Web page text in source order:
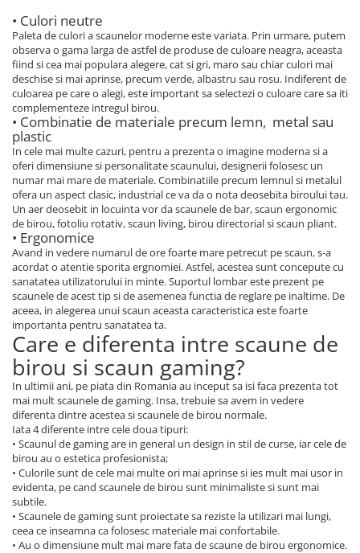
• Culori neutre
Paleta de culori a scaunelor moderne este variata. Prin urmare, putem
observa o gama larga de astfel de produse de culoare neagra, aceasta
fiind si cea mai populara alegere, cat si gri, maro sau chiar culori mai
deschise si mai aprinse, precum verde, albastru sau rosu. Indiferent de
culoarea pe care o alegi, este important sa selectezi o culoare care sa iti
complementeze intregul birou.
• Combinatie de materiale precum lemn, metal sau
plastic
In cele mai multe cazuri, pentru a prezenta o imagine moderna si a
oferi dimensiune si personalitate scaunului, designerii folosesc un
numar mai mare de materiale. Combinatiile precum lemnul si metalul
ofera un aspect clasic, industrial ce va da o nota deosebita biroului tau.
Un aer deosebit in locuinta vor da scaunele de bar, scaun ergonomic
de birou, fotoliu rotativ, scaun living, birou directorial si scaun pliant.
• Ergonomice
Avand in vedere numarul de ore foarte mare petrecut pe scaun, s-a
acordat o atentie sporita ergnomiei. Astfel, acestea sunt concepute cu
sanatatea utilizatorului in minte. Suportul lombar este prezent pe
scaunele de acest tip si de asemenea functia de reglare pe inaltime. De
aceea, in alegerea unui scaun aceasta caracteristica este foarte
importanta pentru sanatatea ta.
Care e diferenta intre scaune de
birou si scaun gaming?
In ultimii ani, pe piata din Romania au inceput sa isi faca prezenta tot
mai mult scaunele de gaming. Insa, trebuie sa avem in vedere
diferenta dintre acestea si scaunele de birou normale.
Iata 4 diferente intre cele doua tipuri:
• Scaunul de gaming are in general un design in stil de curse, iar cele de
birou au o estetica profesionista;
• Culorile sunt de cele mai multe ori mai aprinse si ies mult mai usor in
evidenta, pe cand scaunele de birou sunt minimaliste si sunt mai
subtile.
• Scaunele de gaming sunt proiectate sa reziste la utilizari mai lungi,
ceea ce inseamna ca folosesc materiale mai confortabile.
• Au o dimensiune mult mai mare fata de scaune de birou ergonomice.